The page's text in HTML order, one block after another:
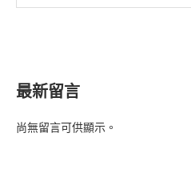
最新留言
尚無留言可供顯示。